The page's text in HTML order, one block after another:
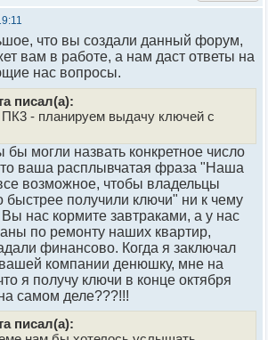
что вы создали данный форум,
вам в работе, а нам даст ответы на
нас вопросы.
писал(а):
- планируем выдачу ключей с
бы могли назвать конкретное число
ваша расплывчатая фраза "Наша
возможное, чтобы владельцы
быстрее получили ключи" ни к чему
нас кормите завтраками, а у нас
по ремонту наших квартир,
финансово. Когда я заключал
компании денюшку, мне на
я получу ключи в конце октября
самом деле???!!!
писал(а):